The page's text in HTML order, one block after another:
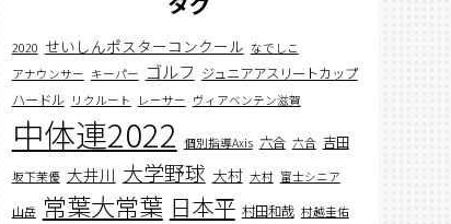
2020 せいしんポスターコンクール なでしこ
アナウンサー キーパー ゴルフ ジュニアアスリートカップ
ハードル リクルート レーサー ヴィアベンテン滋賀
中体連2022 個別指導Axis 六合 六合 吉田
坂下茉優 大井川 大学野球 大村 大村 富士シニア
山岳 常葉大常葉 日本平 村田和哉 村越圭佑